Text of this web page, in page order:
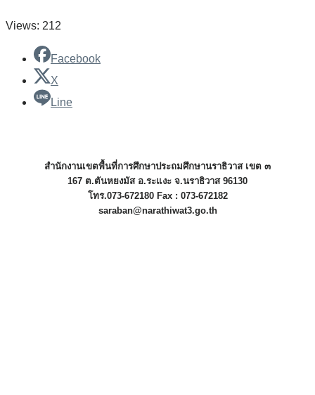
Views: 212
Facebook
X
Line
สำนักงานเขตพื้นที่การศึกษาประถมศึกษานราธิวาส เขต ๓
167 ต.ตันหยงมัส อ.ระแงะ จ.นราธิวาส 96130
โทร.073-672180 Fax : 073-672182
saraban@narathiwat3.go.th